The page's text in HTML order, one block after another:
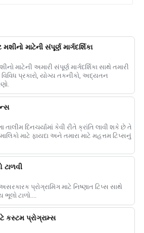
માટેની સંપૂર્ણ માર્ગદર્શિકા
માટેની અમારી સંપૂર્ણ માર્ગદર્શિકા સાથે તમારી
વિવિધ પ્રકારો, યોગ્ય તકનીકો, અદ્યતન
તાલીમ દિનચર્યામાં કેવી રીતે ક્રાંતિ લાવી શકે છે તે
માટે ફાયદા અને તમારા માટે મહત્તમ ટિપ્સનું
ટાળવી
પ્રોગ્રામિંગ માટે નિષ્ણાત ટિપ્સ સાથે
ટાળો....
કસ્ટમ પ્રોગ્રામ્સ